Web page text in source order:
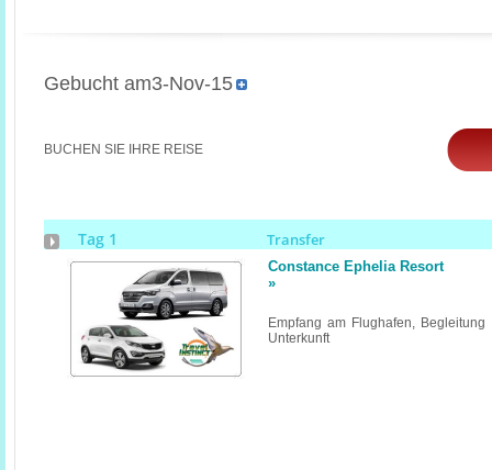
Gebucht am3-Nov-15
BUCHEN SIE IHRE REISE
Tag 1 Transfer
Constance Ephelia Resort
»
Empfang am Flughafen,
Unterkunft